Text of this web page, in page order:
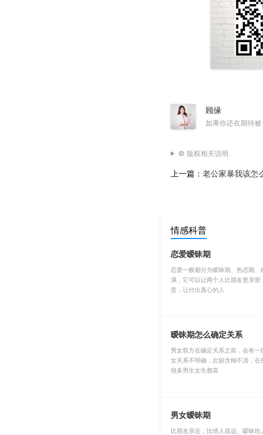
顾缘
如果你还在期待
© 版权相关说明
上一篇： 老公家暴我该怎
情感科普
恋爱暧昧期
恋爱一般都分为暧昧期、热恋期
满，它可以让两个人比朋友更亲
贵，让付出真心的人
暧昧期怎么确定关系
男女双方在确定关系之前，会有
女关系不明确，比较含糊不清，在
很多男生女生都喜
男女暧昧期
比朋友亲近，比情人疏远。暧昧